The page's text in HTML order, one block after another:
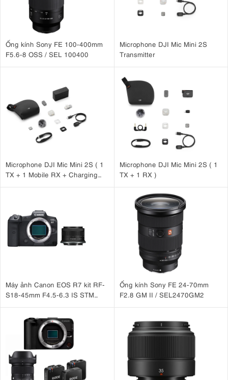
Ống kính Sony FE 100-400mm
F5.6-8 OSS / SEL 100400
Microphone DJI Mic Mini 2S
Transmitter
Microphone DJI Mic Mini 2S ( 1
TX + 1 Mobile RX + Charging
Microphone DJI Mic Mini 2S ( 1
TX + 1 RX )
Máy ảnh Canon EOS R7 kit RF-
S18-45mm F4.5-6.3 IS STM
Ống kính Sony FE 24-70mm
F2.8 GM II / SEL2470GM2